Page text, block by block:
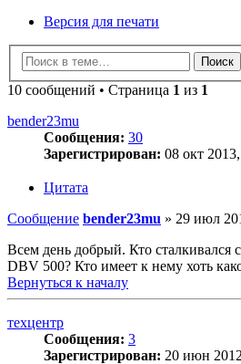
Версия для печати
Поиск
10 сообщений • Страница 1 из 1
bender23mu
Сообщения: 30
Зарегистрирован: 08 окт
Цитата
Сообщение bender23mu » 29 июл
Всем день добрый. Кто сталкивался
DBV 500? Кто имеет к нему хоть
Вернуться к началу
техцентр
Сообщения: 3
Зарегистрирован: 20 июн